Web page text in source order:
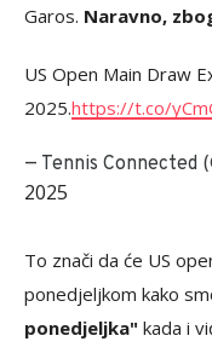
Garos. Naravno,
US Open Main Draw
2025.https://t.co/
— Tennis Connected
2025
To znači da će US
ponedjeljkom kako
ponedjeljka" kada i